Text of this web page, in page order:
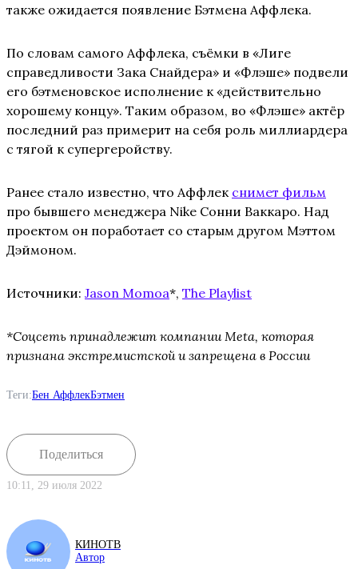
также ожидается появление Бэтмена Аффлека.
По словам самого Аффлека, съёмки в «Лиге
справедливости Зака Снайдера» и «Флэше» подвели
его бэтменовское исполнение к «действительно
хорошему концу». Таким образом, во «Флэше» актёр
последний раз примерит на себя роль миллиардера
с тягой к супергеройству.
Ранее стало известно, что Аффлек снимет фильм
про бывшего менеджера Nike Сонни Ваккаро. Над
проектом он поработает со старым другом Мэттом
Дэймоном.
Источники: Jason Momoa*, The Playlist
*Соцсеть принадлежит компании Meta, которая
признана экстремистской и запрещена в России
Теги:Бен АффлекБэтмен
Поделиться
10:11, 29 июля 2022
КИНОТВ
Автор